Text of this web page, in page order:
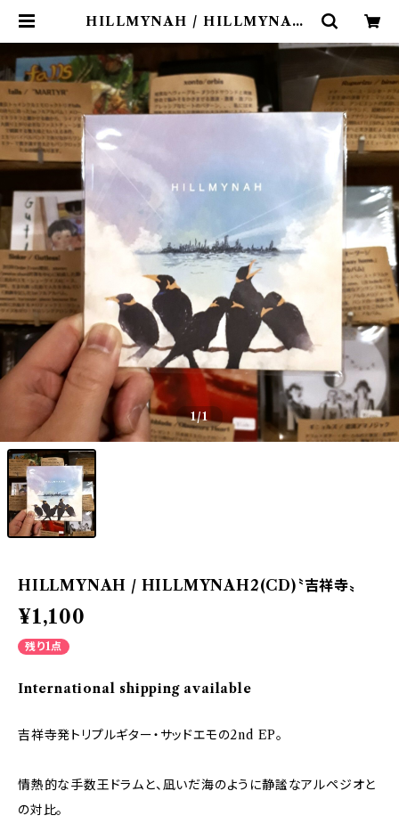
HILLMYNAH / HILLMYNAH2
1/1
HILLMYNAH / HILLMYNAH2(CD)〝吉祥寺〟
¥1,100
残り1点
International shipping available
吉祥寺発トリプルギター・サッドエモの2nd EP。
情熱的な手数王ドラムと、凪いだ海のように静謐なアルペジオと
の対比。